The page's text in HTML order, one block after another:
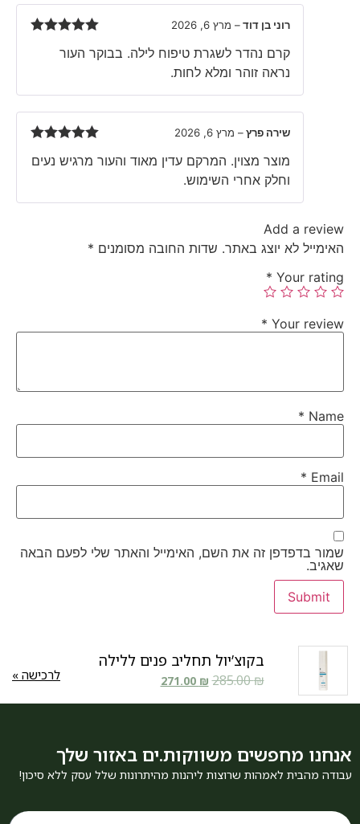
of 5
רוני בן דוד– מרץ 6, 2026
קרם נהדר לשגרת טיפוח לילה. בבוקר העור
נראה זוהר ומלא לחות.
of 5
שירה פרץ– מרץ 6, 2026
מוצר מצוין. המרקם עדין מאוד והעור מרגיש נעים
וחלק אחרי השימוש.
Add a review
האימייל לא יוצג באתר. שדות החובה מסומנים *
Your rating
*
Your review
*
Name
*
Email
*
שמור בדפדפן זה את השם, האימייל והאתר שלי לפעם הבאה
שאגיב.
בקוצ’יול תחליב פנים ללילה
285.00₪
271.00 ₪ לרכישה »
אנחנו מחפשים משווקות.ים באזור שלך
עבודה מהבית לאמהות שרוצות ליהנות מהיתרונות שלל עסק ללא סיכון!